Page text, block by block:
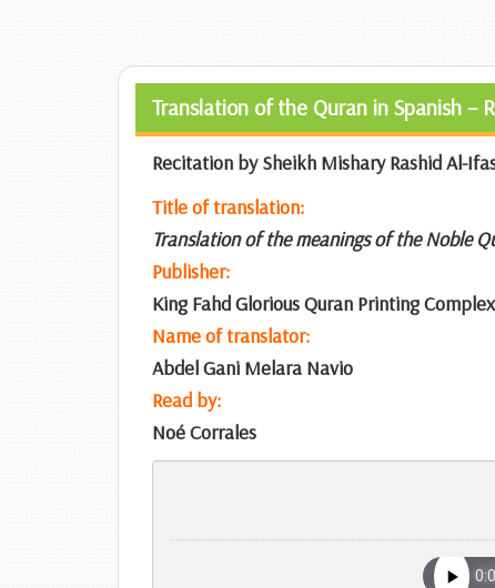
Translation of the Quran in Spanish –
Recitation by Sheikh Mishary Rashid Al-
Title of translation:
Translation of the meanings of the Noble
Publisher:
King Fahd Glorious Quran Printing Complex
Name of translator:
Abdel Gani Melara Navio
Read by:
Noé Corrales